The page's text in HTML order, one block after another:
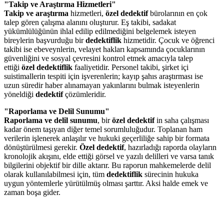
"Takip ve Araştırma Hizmetleri"
Takip ve araştırma hizmetleri, özel dedektifbürolarının en çok
talep gören çalışma alanını oluşturur. Eş takibi, sadakat
yükümlülüğünün ihlal edilip edilmediğini belgelemek isteyen
bireylerin başvurduğu birdedektiflik hizmetidir. Çocuk ve öğrenci
takibi ise ebeveynlerin, velayet hakları kapsamında çocuklarının
güvenliğini ve sosyal çevresini kontrol etmek amacıyla talep
ettiği özel dedektiflik faaliyetidir. Personel takibi, şirket içi
suistimallerin tespiti için işverenlerin; kayıp şahıs araştırması ise
uzun süredir haber alınamayan yakınlarını bulmak isteyenlerin
yöneldiği dedektifçözümleridir.
"Raporlama ve Delil Sunumu"
Raporlama ve delil sunumu, birözel dedektifin saha çalışması
kadar önem taşıyan diğer temel sorumluluğudur. Toplanan ham
verilerin işlenerek anlaşılır ve hukuki geçerliliğe sahip bir formata
dönüştürülmesi gerekir. Özel dedektif, hazırladığı raporda olayların
kronolojik akışını, elde ettiği görsel ve yazılı delilleri ve varsa tanık
bilgilerini objektif bir dille aktarır. Bu raporun mahkemelerde delil
olarak kullanılabilmesi için, tüm dedektiflik sürecinin hukuka
uygun yöntemlerle yürütülmüş olması şarttır. Aksi halde emek ve
zaman boşa gider.